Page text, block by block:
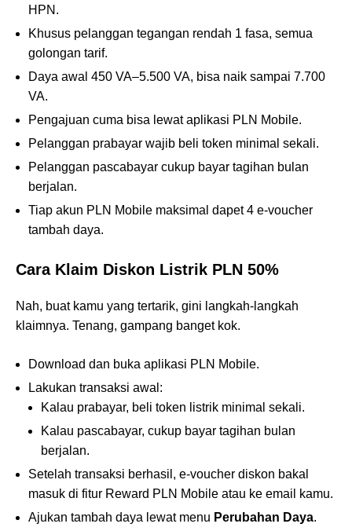
HPN.
Khusus pelanggan tegangan rendah 1 fasa, semua
golongan tarif.
Daya awal 450 VA–5.500 VA, bisa naik sampai 7.700
VA.
Pengajuan cuma bisa lewat aplikasi PLN Mobile.
Pelanggan prabayar wajib beli token minimal sekali.
Pelanggan pascabayar cukup bayar tagihan bulan
berjalan.
Tiap akun PLN Mobile maksimal dapet 4 e-voucher
tambah daya.
Cara Klaim Diskon Listrik PLN 50%
Nah, buat kamu yang tertarik, gini langkah-langkah
klaimnya. Tenang, gampang banget kok.
Download dan buka aplikasi PLN Mobile.
Lakukan transaksi awal:
Kalau prabayar, beli token listrik minimal sekali.
Kalau pascabayar, cukup bayar tagihan bulan
berjalan.
Setelah transaksi berhasil, e-voucher diskon bakal
masuk di fitur Reward PLN Mobile atau ke email kamu.
Ajukan tambah daya lewat menu Perubahan Daya.